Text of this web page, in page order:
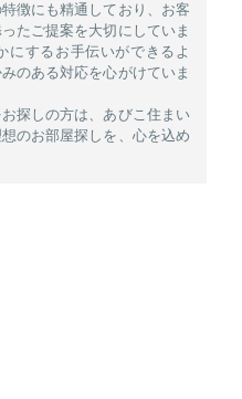
徴にも精通しており、お客
たご提案を大切にしていま
にするお手伝いができるよ
のある対応を心がけていま
探しの方は、あびこ住まい
のお部屋探しを、心を込め